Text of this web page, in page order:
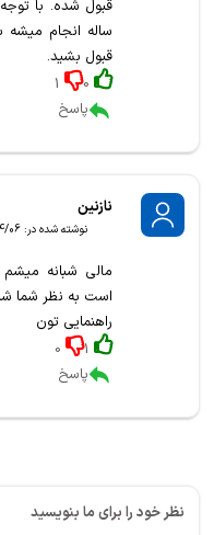
قبول شده. با
ساله انجام میشه
قبول بشید.
0
1
پاسخ
نازنین
نوشته شده در: 1393/04/06 11:30:22 ق.ظ
مالی شبانه
است به نظر شما
راهنمایی تون
1
0
پاسخ
نظر خود را برای ما بنویسید